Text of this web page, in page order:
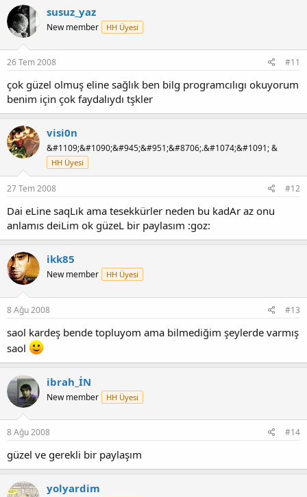
susuz_yaz
New member HH Üyesi
26 Tem 2008 #11
çok güzel olmuş eline sağlık ben bilg programcılıgı okuyorum
benim için çok faydalıydı tşkler
visi0n
&#1109;&#1090;&#945;&#951;&#8706;.&#1074;&#1091; &
HH Üyesi
27 Tem 2008 #12
Dai eLine saqLık ama tesekkürler neden bu kadAr az onu
anlamıs deiLim ok güzeL bir paylasım :goz:
ikk85
New member HH Üyesi
8 Ağu 2008 #13
saol kardeş bende topluyom ama bilmediğim şeylerde varmış
saol
ibrah_İN
New member HH Üyesi
8 Ağu 2008 #14
güzel ve gerekli bir paylaşım
yolyardim